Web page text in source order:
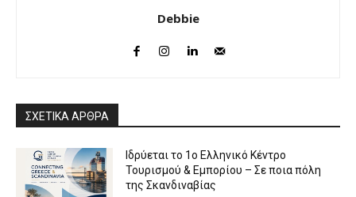
Debbie
ΣΧΕΤΙΚΑ ΑΡΘΡΑ
Ιδρύεται το 1ο Ελληνικό Κέντρο
Τουρισμού & Εμπορίου – Σε ποια πόλη
της Σκανδιναβίας